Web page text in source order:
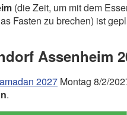
(die Zeit, um mit dem
Fasten zu brechen) ist
Assenheim
2027 Montag 8/2/
.